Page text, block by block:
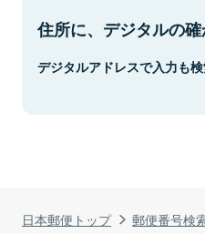
日本郵便トップ 郵便番号検
住所に、デジタルの確
デジタルアドレスで入力も検